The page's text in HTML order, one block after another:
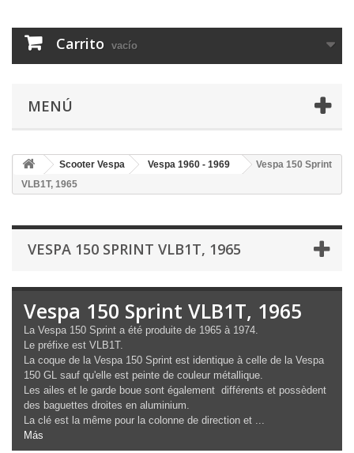
Carrito vacío
MENÚ
Scooter Vespa Vespa 1960 - 1969
Vespa 150 Sprint
VLB1T, 1965
VESPA 150 SPRINT VLB1T, 1965
Vespa 150 Sprint VLB1T, 1965
La Vespa 150 Sprint a été produite de 1965 à 1974.
Le préfixe est VLB1T.
La coque de la Vespa 150 Sprint est identique à celle de la Vespa
150 GL sauf qu'elle est peinte de couleur métallique.
Les ailes et le garde boue sont également différents et possèdent
des baguettes droites en aluminium.
La clé est la même pour la colonne de direction et ...
Más